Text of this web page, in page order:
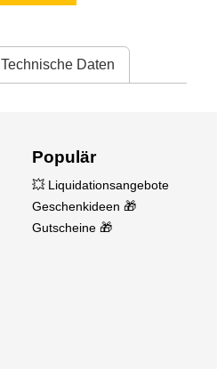
Technische Daten
Populär
💥 Liquidationsangebote
Geschenkideen 🎁
Gutscheine 🎁